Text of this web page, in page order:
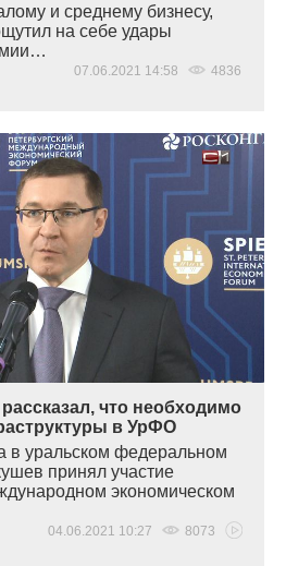
и среднему бизнесу,
на себе удары
07.06.2021 14:58 4836
что необходимо
в УрФО
в уральском федеральном
принял участие
экономическом
04.06.2021 10:27 8073